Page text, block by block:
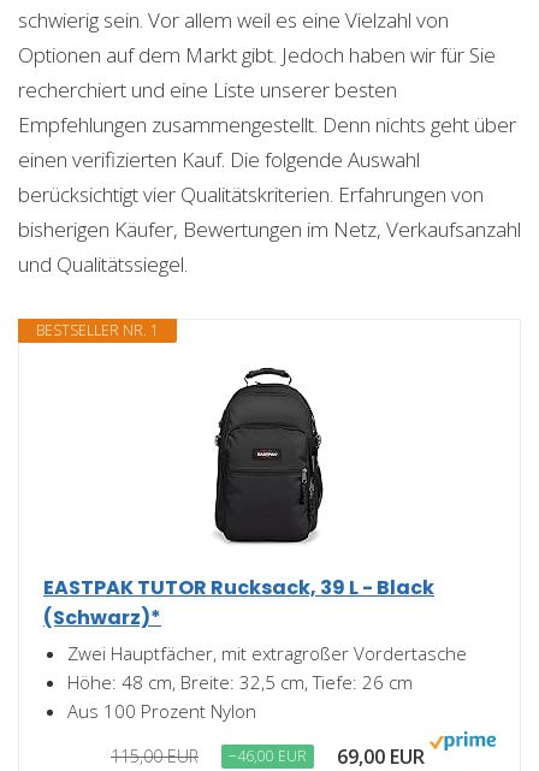
schwierig sein. Vor allem weil es eine Vielzahl von
Optionen auf dem Markt gibt. Jedoch haben wir für Sie
recherchiert und eine Liste unserer besten
Empfehlungen zusammengestellt. Denn nichts geht über
einen verifizierten Kauf. Die folgende Auswahl
berücksichtigt vier Qualitätskriterien. Erfahrungen von
bisherigen Käufer, Bewertungen im Netz, Verkaufsanzahl
und Qualitätssiegel.
BESTSELLER NR. 1
EASTPAK TUTOR Rucksack, 39 L - Black
(Schwarz)*
Zwei Hauptfächer, mit extragroßer Vordertasche
Höhe: 48 cm, Breite: 32,5 cm, Tiefe: 26 cm
Aus 100 Prozent Nylon
115,00 EUR −46,00 EUR 69,00 EUR